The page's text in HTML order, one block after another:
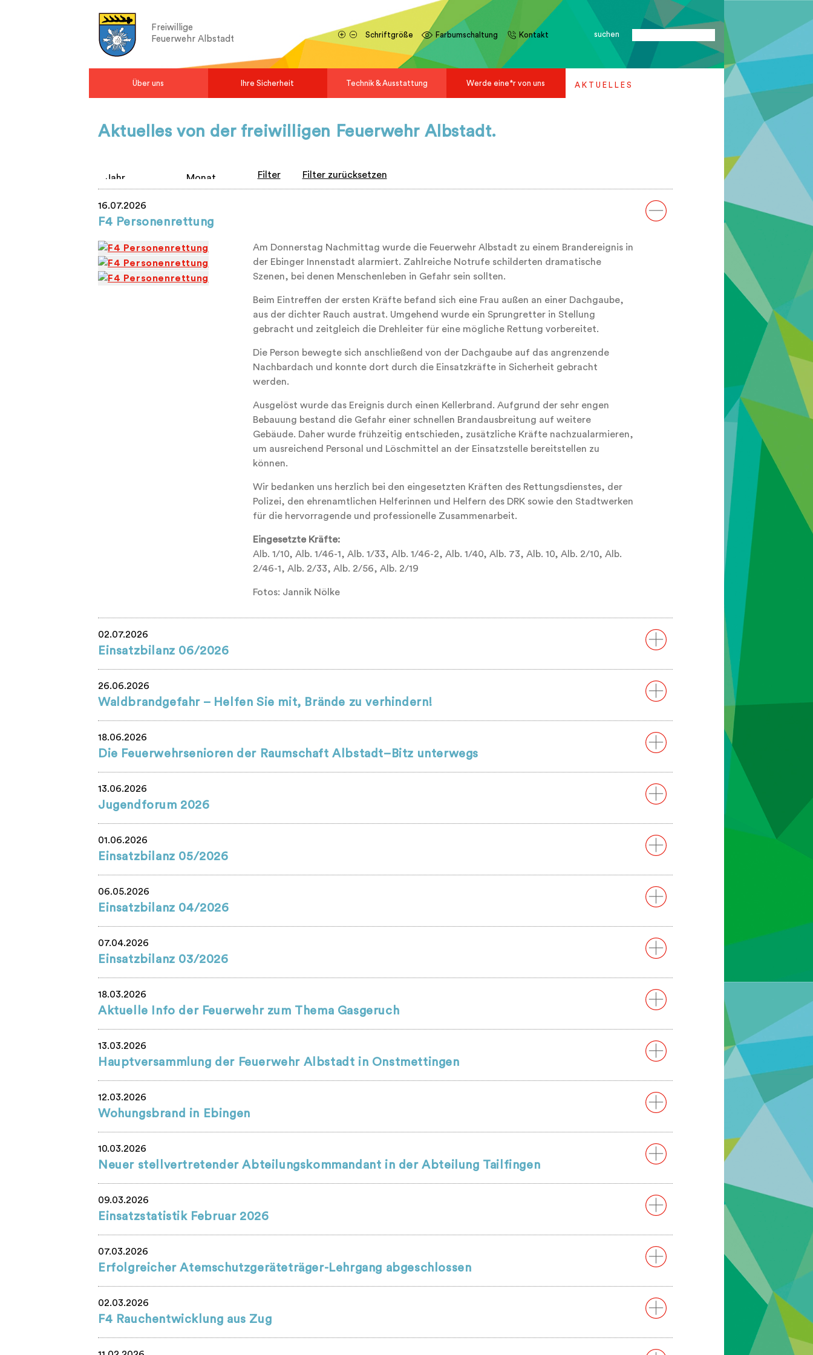
Freiwillige
Feuerwehr Albstadt
Schriftgröße Farbumschaltung Kontakt suchen
Über uns Ihre Sicherheit Technik & Ausstattung Werde eine*r von uns A K T U E L L E S
Aktuelles von der freiwilligen Feuerwehr Albstadt.
Filter Filter zurücksetzen
16.07.2026
F4 Personenrettung
Am Donnerstag Nachmittag wurde die Feuerwehr Albstadt zu einem Brandereignis in
der Ebinger Innenstadt alarmiert. Zahlreiche Notrufe schilderten dramatische
Szenen, bei denen Menschenleben in Gefahr sein sollten.
Beim Eintreffen der ersten Kräfte befand sich eine Frau außen an einer Dachgaube,
aus der dichter Rauch austrat. Umgehend wurde ein Sprungretter in Stellung
gebracht und zeitgleich die Drehleiter für eine mögliche Rettung vorbereitet.
Die Person bewegte sich anschließend von der Dachgaube auf das angrenzende
Nachbardach und konnte dort durch die Einsatzkräfte in Sicherheit gebracht
werden.
Ausgelöst wurde das Ereignis durch einen Kellerbrand. Aufgrund der sehr engen
Bebauung bestand die Gefahr einer schnellen Brandausbreitung auf weitere
Gebäude. Daher wurde frühzeitig entschieden, zusätzliche Kräfte nachzualarmieren,
um ausreichend Personal und Löschmittel an der Einsatzstelle bereitstellen zu
können.
Wir bedanken uns herzlich bei den eingesetzten Kräften des Rettungsdienstes, der
Polizei, den ehrenamtlichen Helferinnen und Helfern des DRK sowie den Stadtwerken
für die hervorragende und professionelle Zusammenarbeit.
Eingesetzte Kräfte:
Alb. 1/10, Alb. 1/46-1, Alb. 1/33, Alb. 1/46-2, Alb. 1/40, Alb. 73, Alb. 10, Alb. 2/10, Alb.
2/46-1, Alb. 2/33, Alb. 2/56, Alb. 2/19
Fotos: Jannik Nölke
02.07.2026
Einsatzbilanz 06/2026
26.06.2026
Waldbrandgefahr – Helfen Sie mit, Brände zu verhindern!
18.06.2026
Die Feuerwehrsenioren der Raumschaft Albstadt–Bitz unterwegs
13.06.2026
Jugendforum 2026
01.06.2026
Einsatzbilanz 05/2026
06.05.2026
Einsatzbilanz 04/2026
07.04.2026
Einsatzbilanz 03/2026
18.03.2026
Aktuelle Info der Feuerwehr zum Thema Gasgeruch
13.03.2026
Hauptversammlung der Feuerwehr Albstadt in Onstmettingen
12.03.2026
Wohungsbrand in Ebingen
10.03.2026
Neuer stellvertretender Abteilungskommandant in der Abteilung Tailfingen
09.03.2026
Einsatzstatistik Februar 2026
07.03.2026
Erfolgreicher Atemschutzgeräteträger-Lehrgang abgeschlossen
02.03.2026
F4 Rauchentwicklung aus Zug